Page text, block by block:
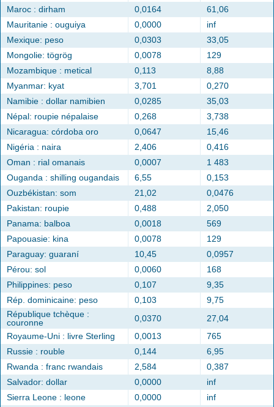
Maroc : dirham 0,0164
61,06
Mauritanie : ouguiya
0,0000
inf
Mexique: peso
0,0303
33,05
Mongolie: tögrög
0,0078
129
Mozambique : metical
0,113
8,88
Myanmar: kyat
3,701
0,270
Namibie : dollar namibien
0,0285
35,03
Népal: roupie népalaise
0,268
3,738
Nicaragua: córdoba oro
0,0647
15,46
Nigéria : naira
2,406
0,416
Oman : rial omanais
0,0007
1 483
Ouganda : shilling ougandais
6,55
0,153
Ouzbékistan: som
21,02
0,0476
Pakistan: roupie
0,488
2,050
Panama: balboa
0,0018
569
Papouasie: kina
0,0078
129
Paraguay: guaraní
10,45
0,0957
Pérou: sol
0,0060
168
Philippines: peso
0,107
9,35
Rép. dominicaine: peso
0,103
9,75
République tchèque :
couronne
0,0370
27,04
Royaume-Uni : livre Sterling
0,0013
765
Russie : rouble
0,144
6,95
Rwanda : franc rwandais
2,584
0,387
Salvador: dollar
0,0000
inf
Sierra Leone : leone
0,0000
inf